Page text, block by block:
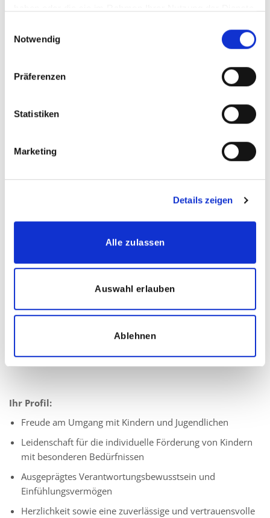
Notwendig
Präferenzen
Statistiken
Marketing
Details zeigen
Alle zulassen
Auswahl erlauben
Ablehnen
Eine abwechslungsreiche und sinnstiftende Tätigkeit
Kontinuierliche Aus- und Weiterbildungsprogramme
Kompetente Unterstützung durch unsere pädagogischen
Wertschätzende Zusammenarbeit durch zufriedene
Ein attraktives Mitarbeiter-Empfehlungsprogramm
Angebot einer betrieblichen Altersvorsorge
körperlichen-motorischen oder emotionalen und sozialen
Erfassung der Lernerfolge des Kindes
Ihr Profil:
Freude am Umgang mit Kindern und Jugendlichen
Leidenschaft für die individuelle Förderung von Kindern
mit besonderen Bedürfnissen
Ausgeprägtes Verantwortungsbewusstsein und
Einfühlungsvermögen
Herzlichkeit sowie eine zuverlässige und vertrauensvolle